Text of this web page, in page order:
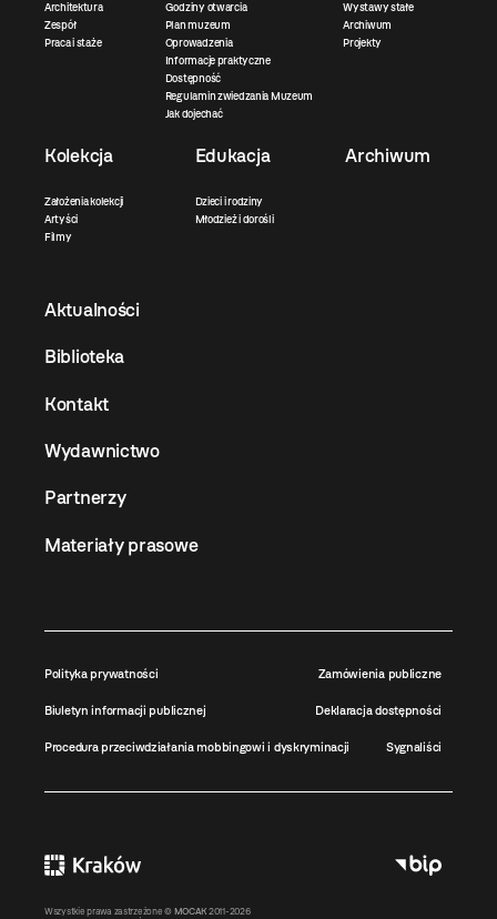
Architektura
Zespół
Praca i staże
Godziny otwarcia
Plan muzeum
Oprowadzenia
Informacje praktyczne
Dostępność
Regulamin zwiedzania Muzeum
Jak dojechać
Wystawy stałe
Archiwum
Projekty
Kolekcja
Założenia kolekcji
Artyści
Filmy
Edukacja
Dzieci i rodziny
Młodzież i dorośli
Archiwum
Aktualności
Biblioteka
Kontakt
Wydawnictwo
Partnerzy
Materiały prasowe
Polityka prywatności Zamówienia publiczne
Biuletyn informacji publicznej Deklaracja dostępności
Procedura przeciwdziałania mobbingowi i dyskryminacji Sygnaliści
Wszystkie prawa zastrzeżone © MOCAK 2011-2026